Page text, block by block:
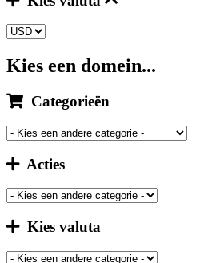
Kies een domein...
Categorieën
Acties
Kies valuta